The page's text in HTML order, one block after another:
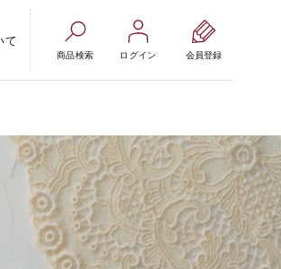
て
商品検索 ログイン 会員登録